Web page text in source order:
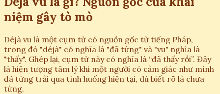
niệm gây tò mò
Déjà vu là một cụm từ có nguồn gốc từ tiếng Pháp,
trong đó "déjà" có nghĩa là "đã từng" và "vu" nghĩa là
"thấy". Ghép lại, cụm từ này có nghĩa là “đã thấy rồi”. Đây
là hiện tượng tâm lý khi một người có cảm giác như mình
đã từng trải qua tình huống hiện tại, dù biết rõ là chưa
từng.